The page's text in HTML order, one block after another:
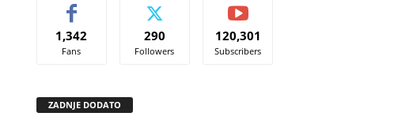
1,342
Fans
290
Followers
120,301
Subscribers
ZADNJE DODATO